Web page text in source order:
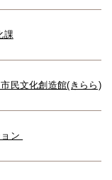
課
民文化創造館(きらら)
ン